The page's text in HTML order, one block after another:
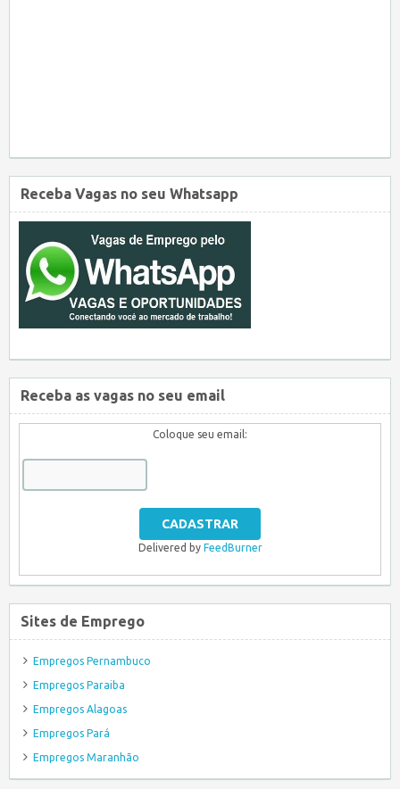
Receba Vagas no seu Whatsapp
Receba as vagas no seu email
Coloque seu email:
Delivered by FeedBurner
Sites de Emprego
Empregos Pernambuco
Empregos Paraiba
Empregos Alagoas
Empregos Pará
Empregos Maranhão